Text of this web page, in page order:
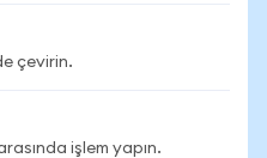
çevirin.
işlem yapın.